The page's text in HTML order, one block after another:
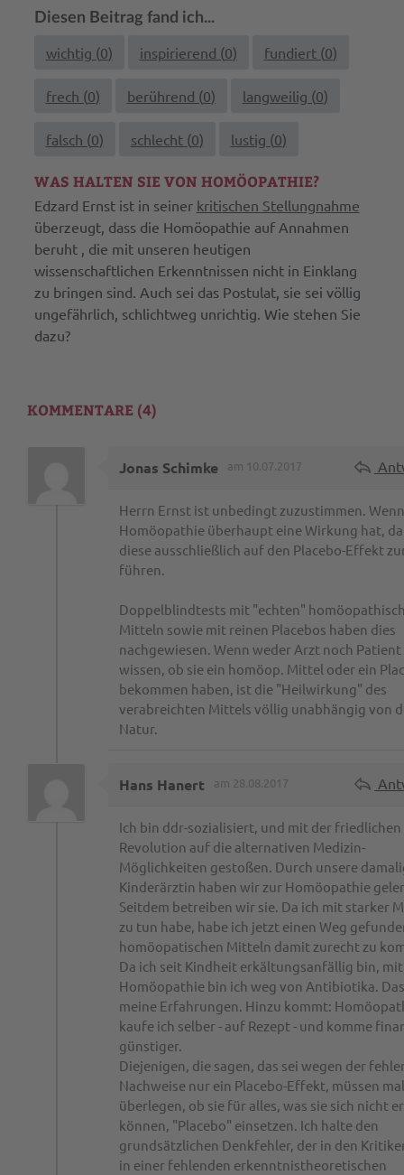
Diesen Beitrag fand ich...
wichtig (0) inspirierend (0) fundiert (0)
frech (0) berührend (0) langweilig (0)
falsch (0) schlecht (0) lustig (0)
WAS HALTEN SIE VON HOMÖOPATHIE?
Edzard Ernst ist in seiner kritischen Stellungnahme
überzeugt, dass die Homöopathie auf Annahmen
beruht , die mit unseren heutigen
wissenschaftlichen Erkenntnissen nicht in Einklang
zu bringen sind. Auch sei das Postulat, sie sei völlig
ungefährlich, schlichtweg unrichtig. Wie stehen Sie
dazu?
KOMMENTARE (4)
Jonas Schimke am 10.07.2017
Herrn Ernst ist unbedingt zuzustimmen. Wenn
Homöopathie überhaupt eine Wirkung hat,
diese ausschließlich auf den Placebo-Effekt
führen.
Doppelblindtests mit "echten"
Mitteln sowie mit reinen Placebos haben dies
nachgewiesen. Wenn weder Arzt noch Patient
wissen, ob sie ein homöop. Mittel oder ein
bekommen haben, ist die "Heilwirkung" des
verabreichten Mittels völlig unabhängig von
Natur.
Hans Hanert am 28.08.2017
Ich bin ddr-sozialisiert, und mit der friedlichen
Revolution auf die alternativen Medizin-
Möglichkeiten gestoßen. Durch unsere
Kinderärztin haben wir zur Homöopathie
Seitdem betreiben wir sie. Da ich mit starker
zu tun habe, habe ich jetzt einen Weg
homöopatischen Mitteln damit zurecht zu
Da ich seit Kindheit erkältungsanfällig bin, mit
Homöopathie bin ich weg von Antibiotika.
meine Erfahrungen. Hinzu kommt:
kaufe ich selber - auf Rezept - und komme
günstiger.
Diejenigen, die sagen, das sei wegen der
Nachweise nur ein Placebo-Effekt, müssen mal
überlegen, ob sie für alles, was sie sich nicht
können, "Placebo" einsetzen. Ich halte den
grundsätzlichen Denkfehler, der in den
in einer fehlenden erkenntnistheoretischen